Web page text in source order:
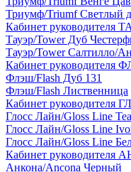
Триумф/Triumf Светлый
Кабинет руководителя
Тауэр/Tower Дуб
Тауэр/Tower Салтилло/
Кабинет руководителя
Флэш/Flash Дуб 131
Флэш/Flash Лиственница
Кабинет
Глосс Лайн/Gloss Line
Глосс Лайн/Gloss Line
Глосс Лайн/Gloss Line
Кабинет
Анкона/Ancona Черный